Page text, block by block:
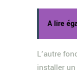
A lire
L’autre
installer